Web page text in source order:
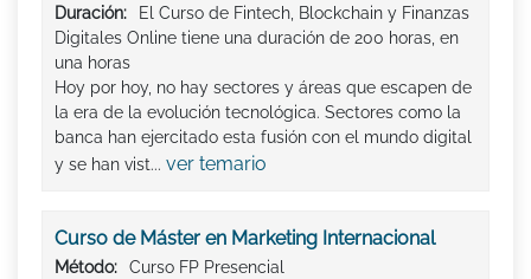
Duración:
El Curso de Fintech, Blockchain y Finanzas
Digitales Online tiene una duración de 200 horas, en
una horas
Hoy por hoy, no hay sectores y áreas que escapen de
la era de la evolución tecnológica. Sectores como la
banca han ejercitado esta fusión con el mundo digital
y se han vist... ver temario
Curso de Máster en Marketing Internacional
Método:
Curso FP Presencial